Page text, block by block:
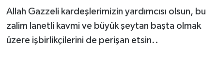
Allah Gazzeli kardeşlerimizin yardımcısı olsun, bu
zalim lanetli kavmi ve büyük şeytan başta olmak
üzere işbirlikçilerini de perişan etsin..